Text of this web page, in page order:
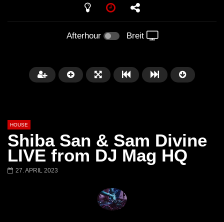
Afterhour Breit
Honey Dijon- Escenario Villa
Maravilla @ Tecate Pal Norte
HOUSE
Shiba San & Sam Divine
LIVE from DJ Mag HQ
27. APRIL 2023